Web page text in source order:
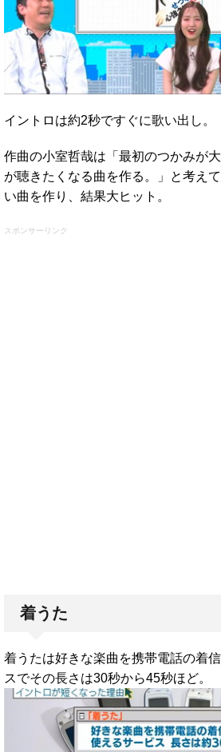
イントロは約2秒ですぐに歌い出し。
作曲の小室哲哉は「最初のつかみが
が聴きたくなる曲を作る。」と考え
い曲を作り、結果大ヒット。
スポンサーリンク
着うた
着うたは好きな楽曲を携帯電話の着
スでその長さは30秒から45秒ほど。